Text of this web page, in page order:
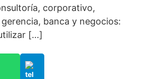
corporativo,
banca y negocios:
[…]